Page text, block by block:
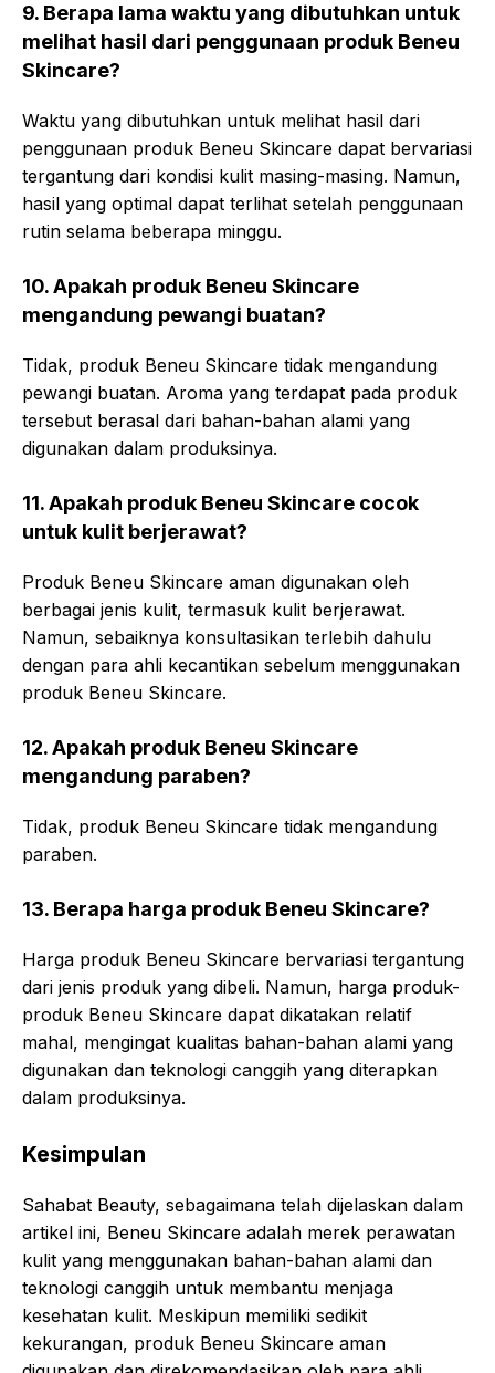
9. Berapa lama waktu yang dibutuhkan untuk
melihat hasil dari penggunaan produk Beneu
Skincare?
Waktu yang dibutuhkan untuk melihat hasil dari
penggunaan produk Beneu Skincare dapat bervariasi
tergantung dari kondisi kulit masing-masing. Namun,
hasil yang optimal dapat terlihat setelah penggunaan
rutin selama beberapa minggu.
10. Apakah produk Beneu Skincare
mengandung pewangi buatan?
Tidak, produk Beneu Skincare tidak mengandung
pewangi buatan. Aroma yang terdapat pada produk
tersebut berasal dari bahan-bahan alami yang
digunakan dalam produksinya.
11. Apakah produk Beneu Skincare cocok
untuk kulit berjerawat?
Produk Beneu Skincare aman digunakan oleh
berbagai jenis kulit, termasuk kulit berjerawat.
Namun, sebaiknya konsultasikan terlebih dahulu
dengan para ahli kecantikan sebelum menggunakan
produk Beneu Skincare.
12. Apakah produk Beneu Skincare
mengandung paraben?
Tidak, produk Beneu Skincare tidak mengandung
paraben.
13. Berapa harga produk Beneu Skincare?
Harga produk Beneu Skincare bervariasi tergantung
dari jenis produk yang dibeli. Namun, harga produk-
produk Beneu Skincare dapat dikatakan relatif
mahal, mengingat kualitas bahan-bahan alami yang
digunakan dan teknologi canggih yang diterapkan
dalam produksinya.
Kesimpulan
Sahabat Beauty, sebagaimana telah dijelaskan dalam
artikel ini, Beneu Skincare adalah merek perawatan
kulit yang menggunakan bahan-bahan alami dan
teknologi canggih untuk membantu menjaga
kesehatan kulit. Meskipun memiliki sedikit
kekurangan, produk Beneu Skincare aman